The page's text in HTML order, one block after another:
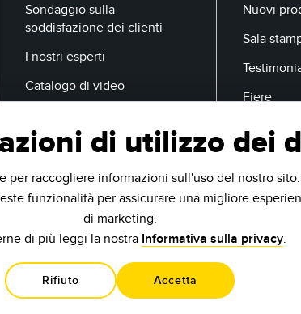
Sondaggio sulla
soddisfazione dei clienti
I nostri esperti
Catalogo di video
Nuovi
Sala
Fiere
E-Mail
di utilizzo dei
per raccogliere informazioni sull'uso del nostro
funzionalità per assicurare una migliore
di marketing.
di più leggi la nostra Informativa sulla privacy.
Rifiuto Accetta